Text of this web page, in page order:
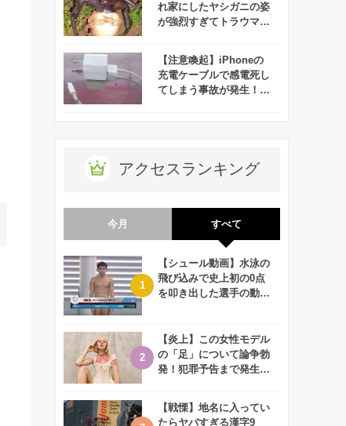
れ家にしたヤシガニの姿
が強烈すぎてトラウマに
【注意喚起】iPhoneの
充電ケーブルで感電死し
てしまう事故が発生！！
アクセスランキング
今月 すべて
【シュール動画】水泳の
飛び込みで史上初の0点
を叩き出した選手の動画
【炎上】この女性モデル
の「足」について論争勃
発！犯罪予告まで発生す
【戦慄】地名に入ってい
たらヤバすぎる漢字9